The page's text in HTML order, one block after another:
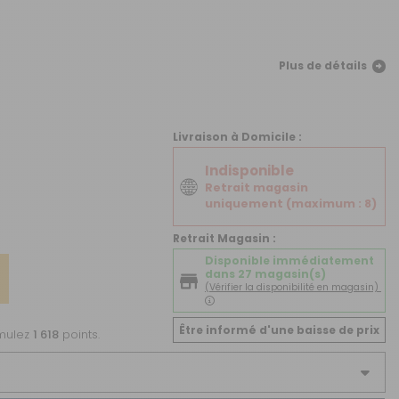
Plus de détails
1 618 points.
Livraison à Domicile :
Indisponible
Retrait magasin
uniquement (maximum : 8)
Retrait Magasin :
Disponible immédiatement
dans 27 magasin(s)
(Vérifier la disponibilité en magasin)
Être informé d'une baisse de prix